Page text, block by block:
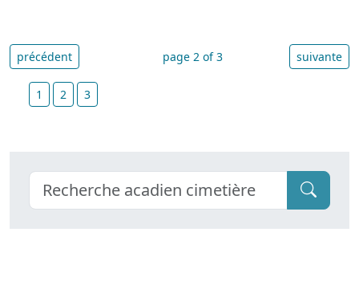
précédent page 2 of 3 suivante
1 2 3